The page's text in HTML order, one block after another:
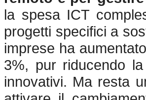
la spesa ICT
progetti specifici a
imprese ha
3%, pur riducendo
innovativi. Ma resta